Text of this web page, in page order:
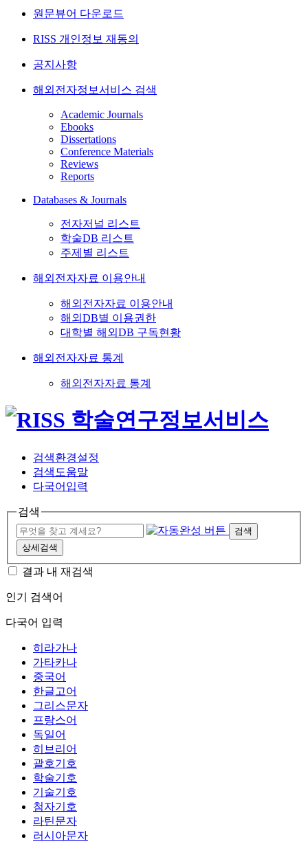
원문뷰어 다운로드
RISS 개인정보 재동의
공지사항
해외전자정보서비스 검색
Academic Journals
Ebooks
Dissertations
Conference Materials
Reviews
Reports
Databases & Journals
전자저널 리스트
학술DB 리스트
주제별 리스트
해외전자자료 이용안내
해외전자자료 이용안내
해외DB별 이용권한
대학별 해외DB 구독현황
해외전자자료 통계
해외전자자료 통계
검색환경설정
검색도움말
다국어입력
검색
검색
상세검색
결과 내 재검색
인기 검색어
다국어 입력
히라가나
가타카나
중국어
한글고어
그리스문자
프랑스어
독일어
히브리어
괄호기호
학술기호
기술기호
첨자기호
라틴문자
러시아문자